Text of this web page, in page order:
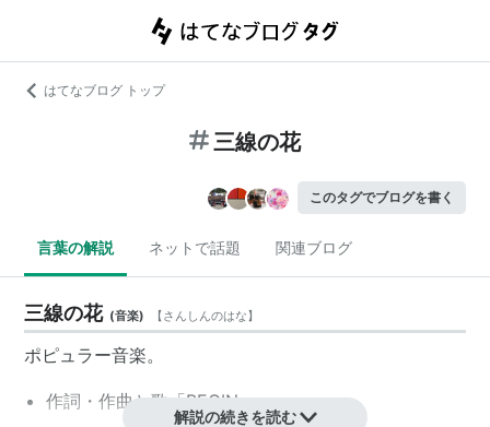
はてなブログ トップ
三線の花
このタグでブログを書く
言葉の解説 ネットで話題 関連ブログ
三線の花 (音楽) 【さんしんのはな】
ポピュラー音楽。
作詞・作曲と歌「BEGIN」
解説の続きを読む